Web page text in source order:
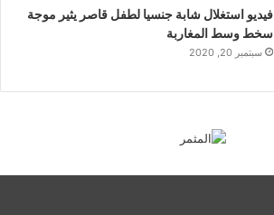
فيديو استغلال شابة جنسيا لطفل قاصر يثير موجة
سخط وسط المغاربة
سبتمبر 20, 2020